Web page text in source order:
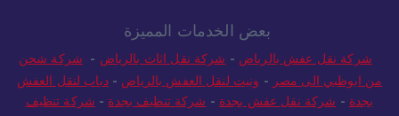
بعض الخدمات المميزة
شركة نقل عفش بالرياض -شركة نقل اثاث بالرياض - شركة شحن
من ابوظبي الى مصر-ونيت لنقل العفش بالرياض -دباب لنقل العفش
بجدة -شركة نقل عفش بجدة -شركة تنظيف بجدة- شركة تنظيف